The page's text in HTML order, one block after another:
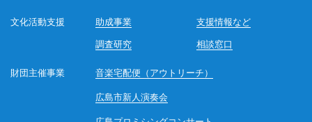
文化活動支援 助成事業
調査研究 相談窓口
支援情報など
財団主催事業 音楽宅配便（アウトリーチ）
広島市新人演奏会